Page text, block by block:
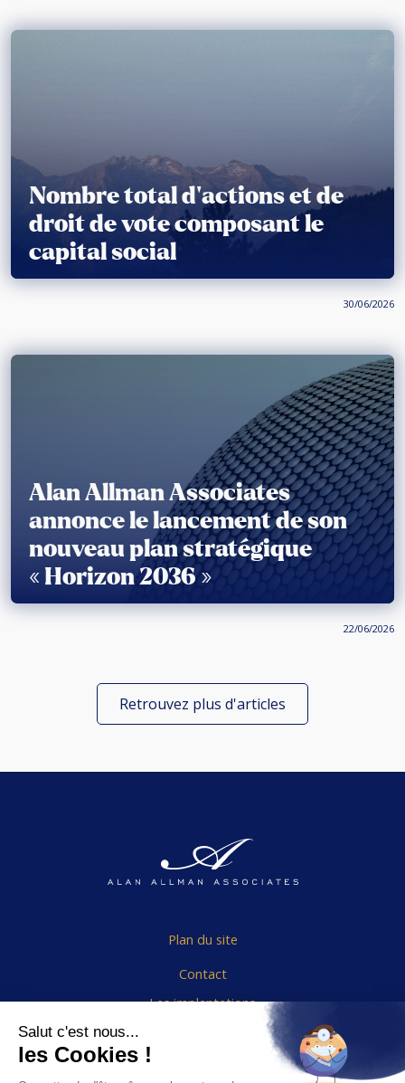
Nombre total d’actions et de
droit de vote composant le
capital social
30/06/2026
Alan Allman Associates
annonce le lancement de son
nouveau plan stratégique
« Horizon 2036 »
22/06/2026
Retrouvez plus d'articles
Plan du site
Contact
Les implantations